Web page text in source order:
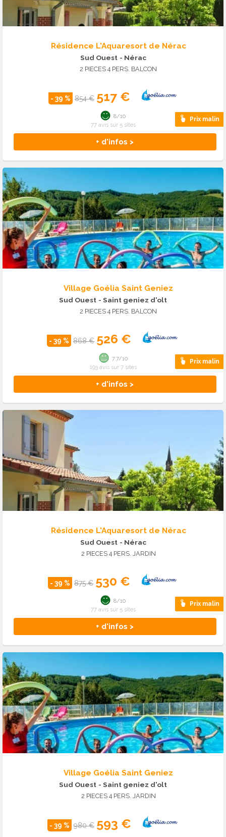
Résidence L'Aquaresort de Nérac
Sud Ouest - Nérac
2 PIECES 4 PERS. BALCON
- 39 % 854 € 517 €
Prix malin
+ d'infos >
8/10
77 avis sur 5 sites
Village Goélia Saint Geniez
Sud Ouest - Saint geniez d'olt
2 PIECES 4 PERS. BALCON
- 39 % 868 € 526 €
Prix malin
+ d'infos >
7.7/10
193 avis sur 7 sites
Résidence L'Aquaresort de Nérac
Sud Ouest - Nérac
2 PIECES 4 PERS. JARDIN
- 39 % 875 € 530 €
Prix malin
+ d'infos >
8/10
77 avis sur 5 sites
Village Goélia Saint Geniez
Sud Ouest - Saint geniez d'olt
2 PIECES 4 PERS. JARDIN
- 39 % 980 € 593 €